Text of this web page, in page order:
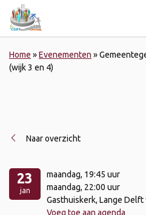
Home »Evenementen »
(wijk 3 en 4)
Naar overzicht
23
jan
maandag, 19:45 uur
maandag, 22:00 uur
Gasthuiskerk, Lange
Voeg toe aan agenda